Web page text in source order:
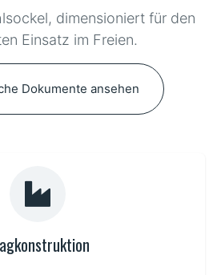
dimensioniert für den
Einsatz im Freien.
Dokumente ansehen